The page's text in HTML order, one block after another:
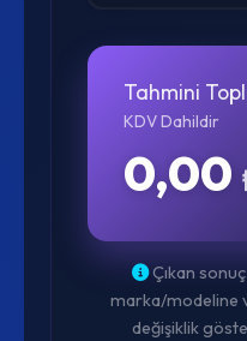
Tahmini
KDV Dahildir
0,00
Çıkan
marka/modeline
değişiklik